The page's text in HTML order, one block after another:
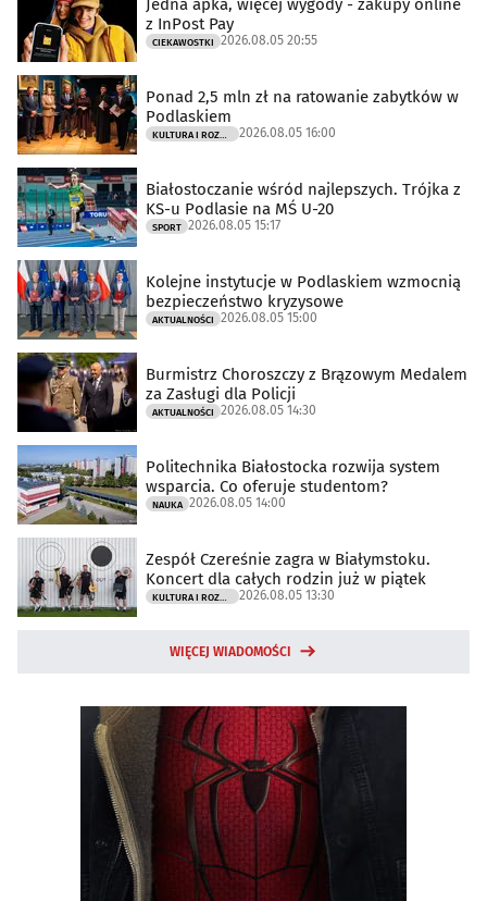
Jedna apka, więcej wygody - zakupy online
z InPost Pay
CIEKAWOSTKI 2026.08.05 20:55
Ponad 2,5 mln zł na ratowanie zabytków w
Podlaskiem
KULTURA I ROZRYWKA 2026.08.05 16:00
Białostoczanie wśród najlepszych. Trójka z
KS-u Podlasie na MŚ U-20
SPORT 2026.08.05 15:17
Kolejne instytucje w Podlaskiem wzmocnią
bezpieczeństwo kryzysowe
AKTUALNOŚCI 2026.08.05 15:00
Burmistrz Choroszczy z Brązowym Medalem
za Zasługi dla Policji
AKTUALNOŚCI 2026.08.05 14:30
Politechnika Białostocka rozwija system
wsparcia. Co oferuje studentom?
NAUKA 2026.08.05 14:00
Zespół Czereśnie zagra w Białymstoku.
Koncert dla całych rodzin już w piątek
KULTURA I ROZRYWKA 2026.08.05 13:30
WIĘCEJ WIADOMOŚCI